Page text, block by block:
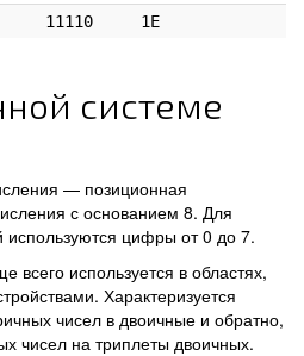
11110 1E
системе
— позиционная
с основанием 8. Для
используются цифры от 0 до 7.
всего используется в областях,
Характеризуется
чисел в двоичные и обратно,
чисел на триплеты двоичных.